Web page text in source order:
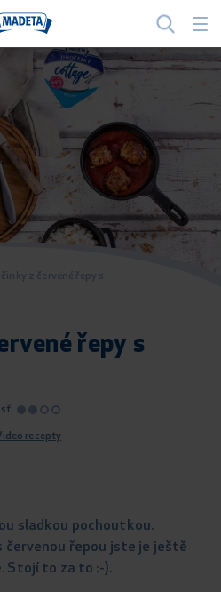
z červené řepy s
řepy s
recepty
sladkou pochoutkou.
červenou řepou jste je ještě
Stojí to za to :-).